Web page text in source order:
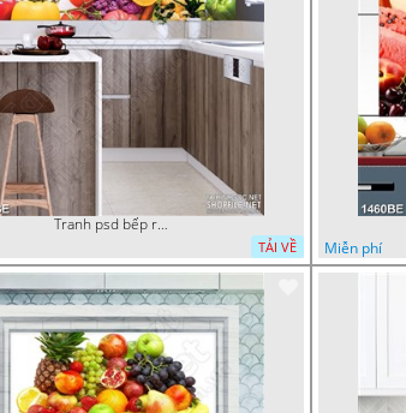
Tranh psd bếp rau củ quả tươi ngon
TẢI VỀ
Miễn phí